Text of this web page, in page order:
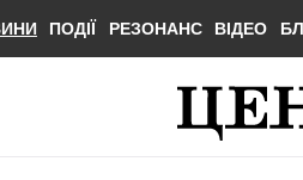
ПОДІЇ РЕЗОНАНС ВІДЕО